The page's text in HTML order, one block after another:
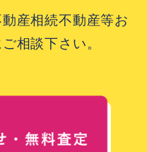
産相続不動産等お
相談下さい。